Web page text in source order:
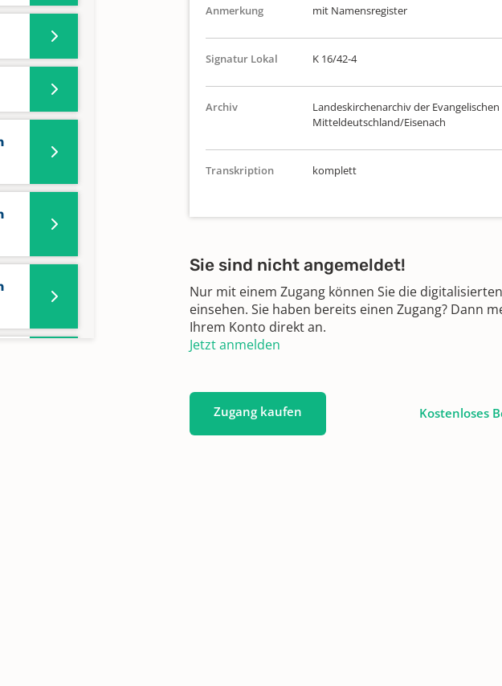
Anmerkung mit Namensregister
Signatur Lokal K 16/42-4
Archiv
Landeskirchenarchiv der Evangelischen
Mitteldeutschland/Eisenach
Transkription komplett
Sie sind nicht angemeldet!
Nur mit einem Zugang können Sie die
einsehen. Sie haben bereits einen Zugang? Dann
Ihrem Konto direkt an.
Jetzt anmelden
Zugang kaufen Kostenloses